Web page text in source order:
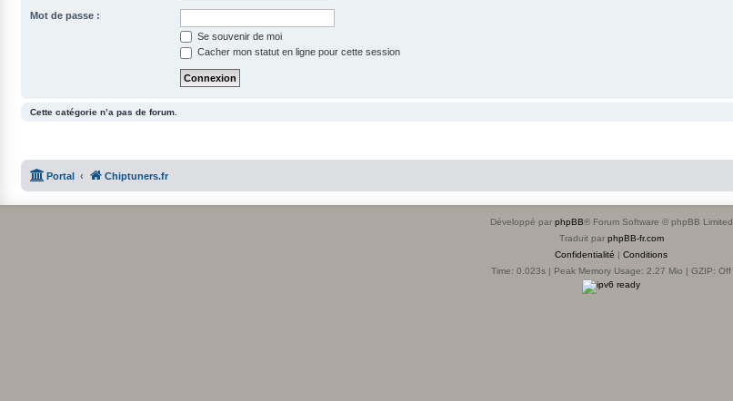
Mot de passe :
Se souvenir de moi
Cacher mon statut en ligne pour cette session
Cette catégorie n’a pas de forum.
Portal Chiptuners.fr
Développé par phpBB® Forum Software © phpBB Limited
Traduit par phpBB-fr.com
Confidentialité | Conditions
Time: 0.023s | Peak Memory Usage: 2.27 Mio | GZIP: Off